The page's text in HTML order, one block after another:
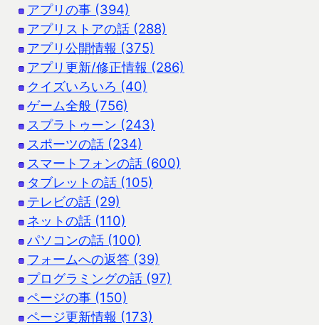
アプリの事 (394)
アプリストアの話 (288)
アプリ公開情報 (375)
アプリ更新/修正情報 (286)
クイズいろいろ (40)
ゲーム全般 (756)
スプラトゥーン (243)
スポーツの話 (234)
スマートフォンの話 (600)
タブレットの話 (105)
テレビの話 (29)
ネットの話 (110)
パソコンの話 (100)
フォームへの返答 (39)
プログラミングの話 (97)
ページの事 (150)
ページ更新情報 (173)